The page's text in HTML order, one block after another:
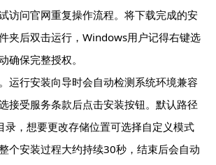
访问官网重复操作流程。将下载完成的安
夹后双击运行，Windows用户记得右键选
确保完整授权。
运行安装向导时会自动检测系统环境兼容
接受服务条款后点击安装按钮。默认路径
录，想要更改存储位置可选择自定义模式
个安装过程大约持续30秒，结束后会自动